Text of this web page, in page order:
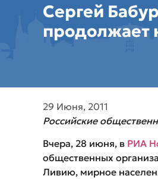
Сергей
продолжает
29 Июня, 2011
Российские
Вчера, 28 июня, в РИА
общественных
Ливию, мирное